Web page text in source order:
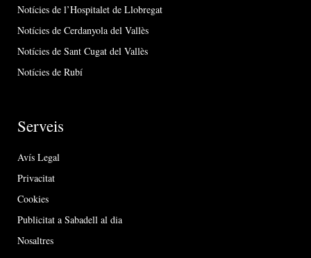
Notícies de l’Hospitalet de Llobregat
Notícies de Cerdanyola del Vallès
Notícies de Sant Cugat del Vallès
Notícies de Rubí
Serveis
Avís Legal
Privacitat
Cookies
Publicitat a Sabadell al dia
Nosaltres